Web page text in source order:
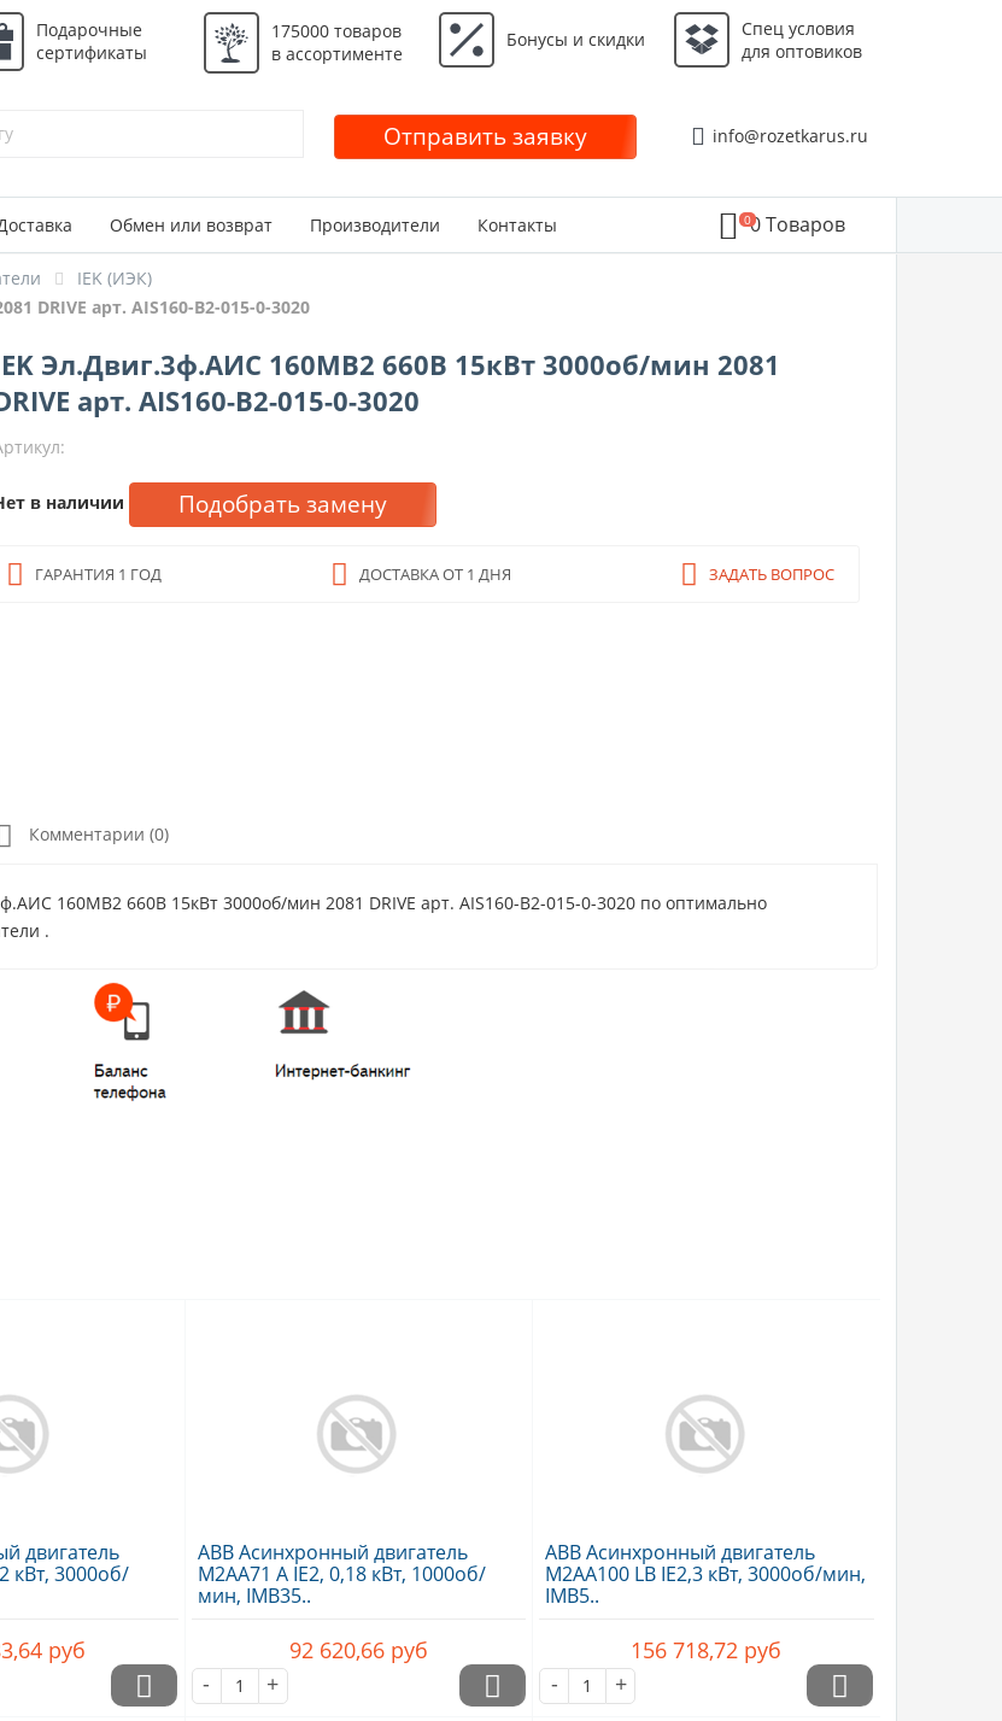
Подарочные
сертификаты
175000 товаров
в ассортименте
Бонусы и скидки
Спец условия
для оптовиков
Отправить заявку info@rozetkarus.ru
Обмен или возврат Производители Контакты 0Товаров
0
IEK (ИЭК)
DRIVE арт. AIS160-B2-015-0-3020
Эл.Двиг.3ф.АИС 160MB2 660В 15кВт 3000об/мин 2081
арт. AIS160-B2-015-0-3020
в наличии Подобрать замену
ГАРАНТИЯ 1 ГОД ДОСТАВКА ОТ 1 ДНЯ ЗАДАТЬ ВОПРОС
Комментарии (0)
160MB2 660В 15кВт 3000об/мин 2081 DRIVE арт. AIS160-B2-015-0-3020 по оптимально
.
двигатель
кВт, 3000об/
руб
ABB Асинхронный двигатель
M2AA71 A IE2, 0,18 кВт, 1000об/
мин, IMB35..
92 620,66 руб
-
+
ABB Асинхронный двигатель
M2AA100 LB IE2,3 кВт, 3000об/мин,
IMB5..
156 718,72 руб
-
+